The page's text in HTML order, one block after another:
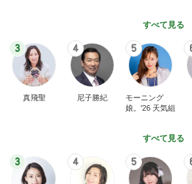
すべて見る
3
真飛聖
4
尼子勝紀
5
モーニング
娘。'26 天気組
すべて見る
3 4 5